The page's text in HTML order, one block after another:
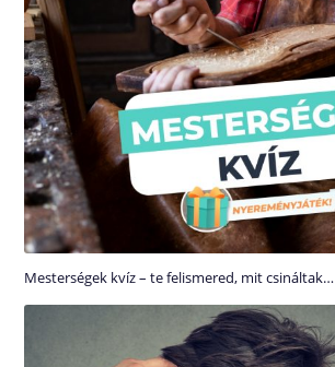
Mesterségek kvíz – te felismered, mit csináltak…